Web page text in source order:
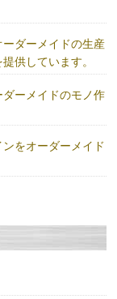
ダーメイドの生産
供しています。
ーメイドのモノ作
をオーダーメイド